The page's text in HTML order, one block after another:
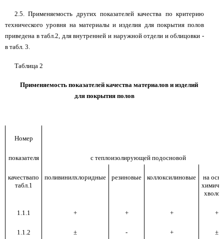
2.5. Применяемость других показателей качества по критерию
технического уровня на материалы и изделия для покрытия полов
приведена в табл.2, для внутренней и наружной отдели и облицовки -
в табл. 3.
Таблица 2
Применяемость показателей качества материалов и изделий
для покрытия полов
Номер
показателя с теплоизолирующей подосновой
качествапо
табл.1
поливинилхлоридные резиновые коллоксилиновые
на
1.1.1 + + + +
1.1.2 ± - + ±